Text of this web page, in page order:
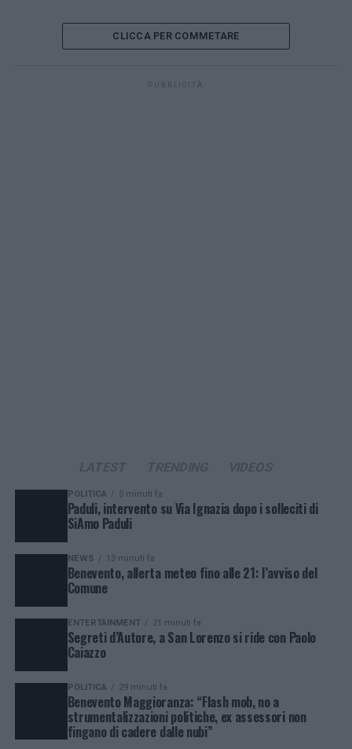
CLICCA PER COMMETARE
PUBBLICITÀ
POLITICA 5 minuti fa
Paduli, intervento su Via Ignazia dopo i solleciti di
SiAmo Paduli
NEWS 13 minuti fa
Benevento, allerta meteo fino alle 21: l’avviso del
Comune
ENTERTAINMENT 21 minuti fa
Segreti d’Autore, a San Lorenzo si ride con Paolo
Caiazzo
POLITICA 29 minuti fa
Benevento Maggioranza: “Flash mob, no a
strumentalizzazioni politiche, ex assessori non
fingano di cadere dalle nubi”